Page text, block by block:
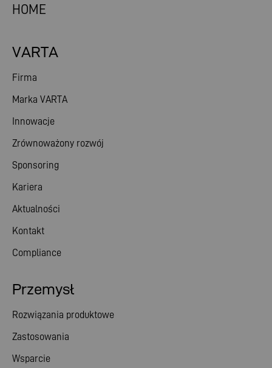
HOME
VARTA
Firma
Marka VARTA
Innowacje
Zrównoważony rozwój
Sponsoring
Kariera
Aktualności
Kontakt
Compliance
Przemysł
Rozwiązania produktowe
Zastosowania
Wsparcie